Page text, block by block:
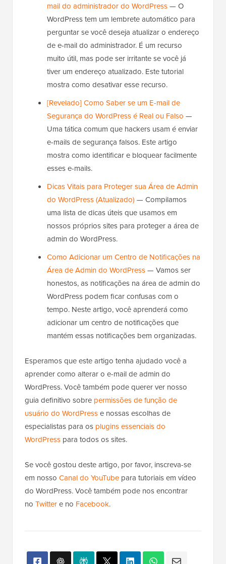
mail do administrador do WordPress— O
WordPress tem um lembrete automático para
perguntar se você deseja atualizar o endereço
de e-mail do administrador. É um recurso
muito útil, mas pode ser irritante se você já
tiver um endereço atualizado. Este tutorial
mostra como desativar esse recurso.
[Revelado] Como Saber se um E-mail de
Segurança do WordPress é Real ou Falso —
Uma tática comum que hackers usam é enviar
e-mails de segurança falsos. Este artigo
mostra como identificar e bloquear facilmente
esses e-mails.
Dicas Vitais para Proteger sua Área de Admin
do WordPress (Atualizado) — Compilamos
uma lista de dicas úteis que usamos em
nossos próprios sites para proteger a área de
admin do WordPress.
Como Adicionar um Centro de Notificações na
Área de Admin do WordPress— Vamos ser
honestos, as notificações na área de admin do
WordPress podem ficar confusas com o
tempo. Neste artigo, você aprenderá como
adicionar um centro de notificações que
mantém essas notificações bem organizadas.
Esperamos que este artigo tenha ajudado você a
aprender como alterar o e-mail de admin do
WordPress. Você também pode querer ver nosso
guia definitivo sobre permissões de função de
usuário do WordPresse nossas escolhas de
especialistas para os plugins essenciais do
WordPress para todos os sites.
Se você gostou deste artigo, por favor, inscreva-se
em nosso Canal do YouTube para tutoriais em vídeo
do WordPress. Você também pode nos encontrar
no Twittere no Facebook.